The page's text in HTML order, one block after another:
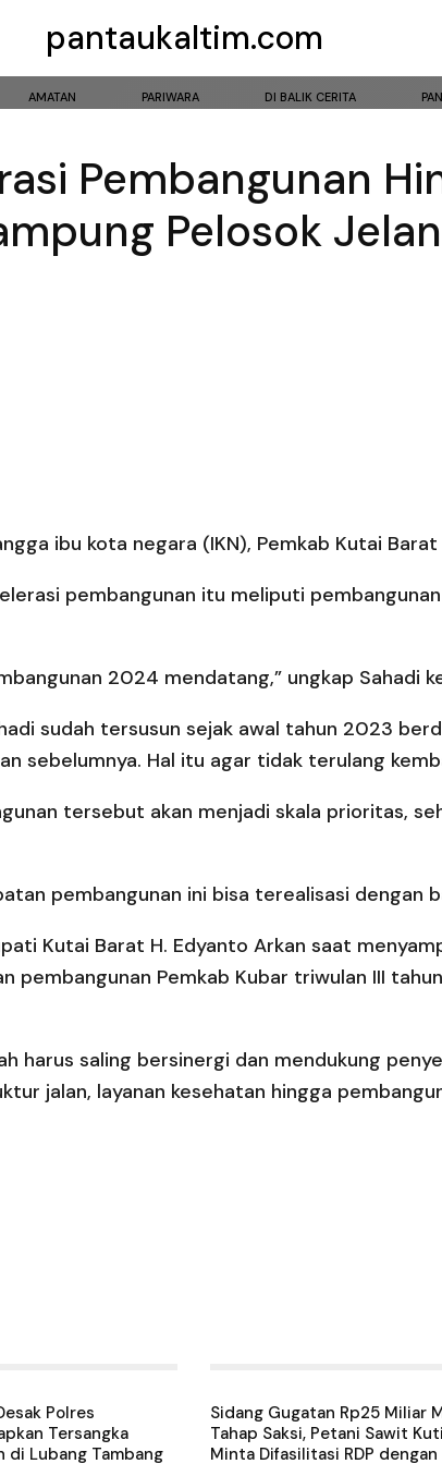
pantaukaltim.com
AMATAN PARIWARA DI BALIK CERITA
Pembangunan
Pelosok
ibu kota negara (IKN), Pemkab Kutai
pembangunan itu meliputi
2024 mendatang,” ungkap Sahadi
sudah tersusun sejak awal tahun 2023
sebelumnya. Hal itu agar tidak terulang
tersebut akan menjadi skala prioritas,
pembangunan ini bisa terealisasi dengan
Kutai Barat H. Edyanto Arkan saat
pembangunan Pemkab Kubar triwulan III
harus saling bersinergi dan mendukung
jalan, layanan kesehatan hingga
Polres
Tersangka
di Lubang Tambang
Sidang Gugatan Rp25 Miliar
Tahap Saksi, Petani Sawit
Minta Difasilitasi RDP dengan